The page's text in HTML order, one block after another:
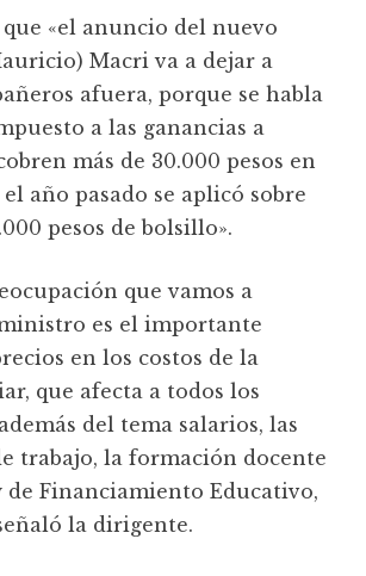
«el anuncio del nuevo
Macri va a dejar a
afuera, porque se habla
a las ganancias a
más de 30.000 pesos en
año pasado se aplicó sobre
pesos de bolsillo».
que vamos a
es el importante
en los costos de la
que afecta a todos los
del tema salarios, las
trabajo, la formación docente
de Financiamiento Educativo,
la dirigente.